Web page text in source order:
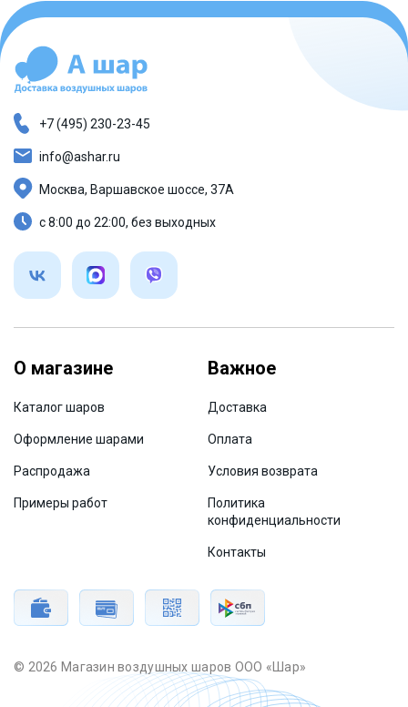
О магазине
Каталог шаров
Оформление шарами
Распродажа
Примеры работ
Важное
Доставка
Оплата
Условия возврата
Политика
конфиденциальности
Контакты
+7 (495) 230-23-45
info@ashar.ru
Москва, Варшавское шоссе, 37А
с 8:00 до 22:00, без выходных
© 2026 Магазин воздушных шаров ООО «Шар»